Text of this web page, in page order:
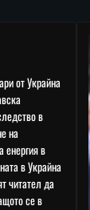
от Украйна
в
на
енергия в
в Украйна
читател да
се в